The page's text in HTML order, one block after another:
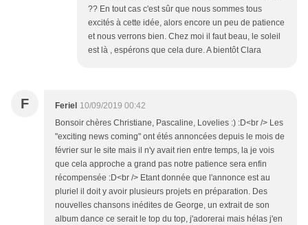
?? En tout cas c'est sûr que nous sommes tous
excités à cette idée, alors encore un peu de patience
et nous verrons bien. Chez moi il faut beau, le soleil
est là , espérons que cela dure. A bientôt Clara
F Feriel 10/09/2019 00:42
Bonsoir chères Christiane, Pascaline, Lovelies :) :D<br /> Les
"exciting news coming" ont étés annoncées depuis le mois de
février sur le site mais il n'y avait rien entre temps, la je vois
que cela approche a grand pas notre patience sera enfin
récompensée :D<br /> Etant donnée que l'annonce est au
pluriel il doit y avoir plusieurs projets en préparation. Des
nouvelles chansons inédites de George, un extrait de son
album dance ce serait le top du top, j'adorerai mais hélas j'en